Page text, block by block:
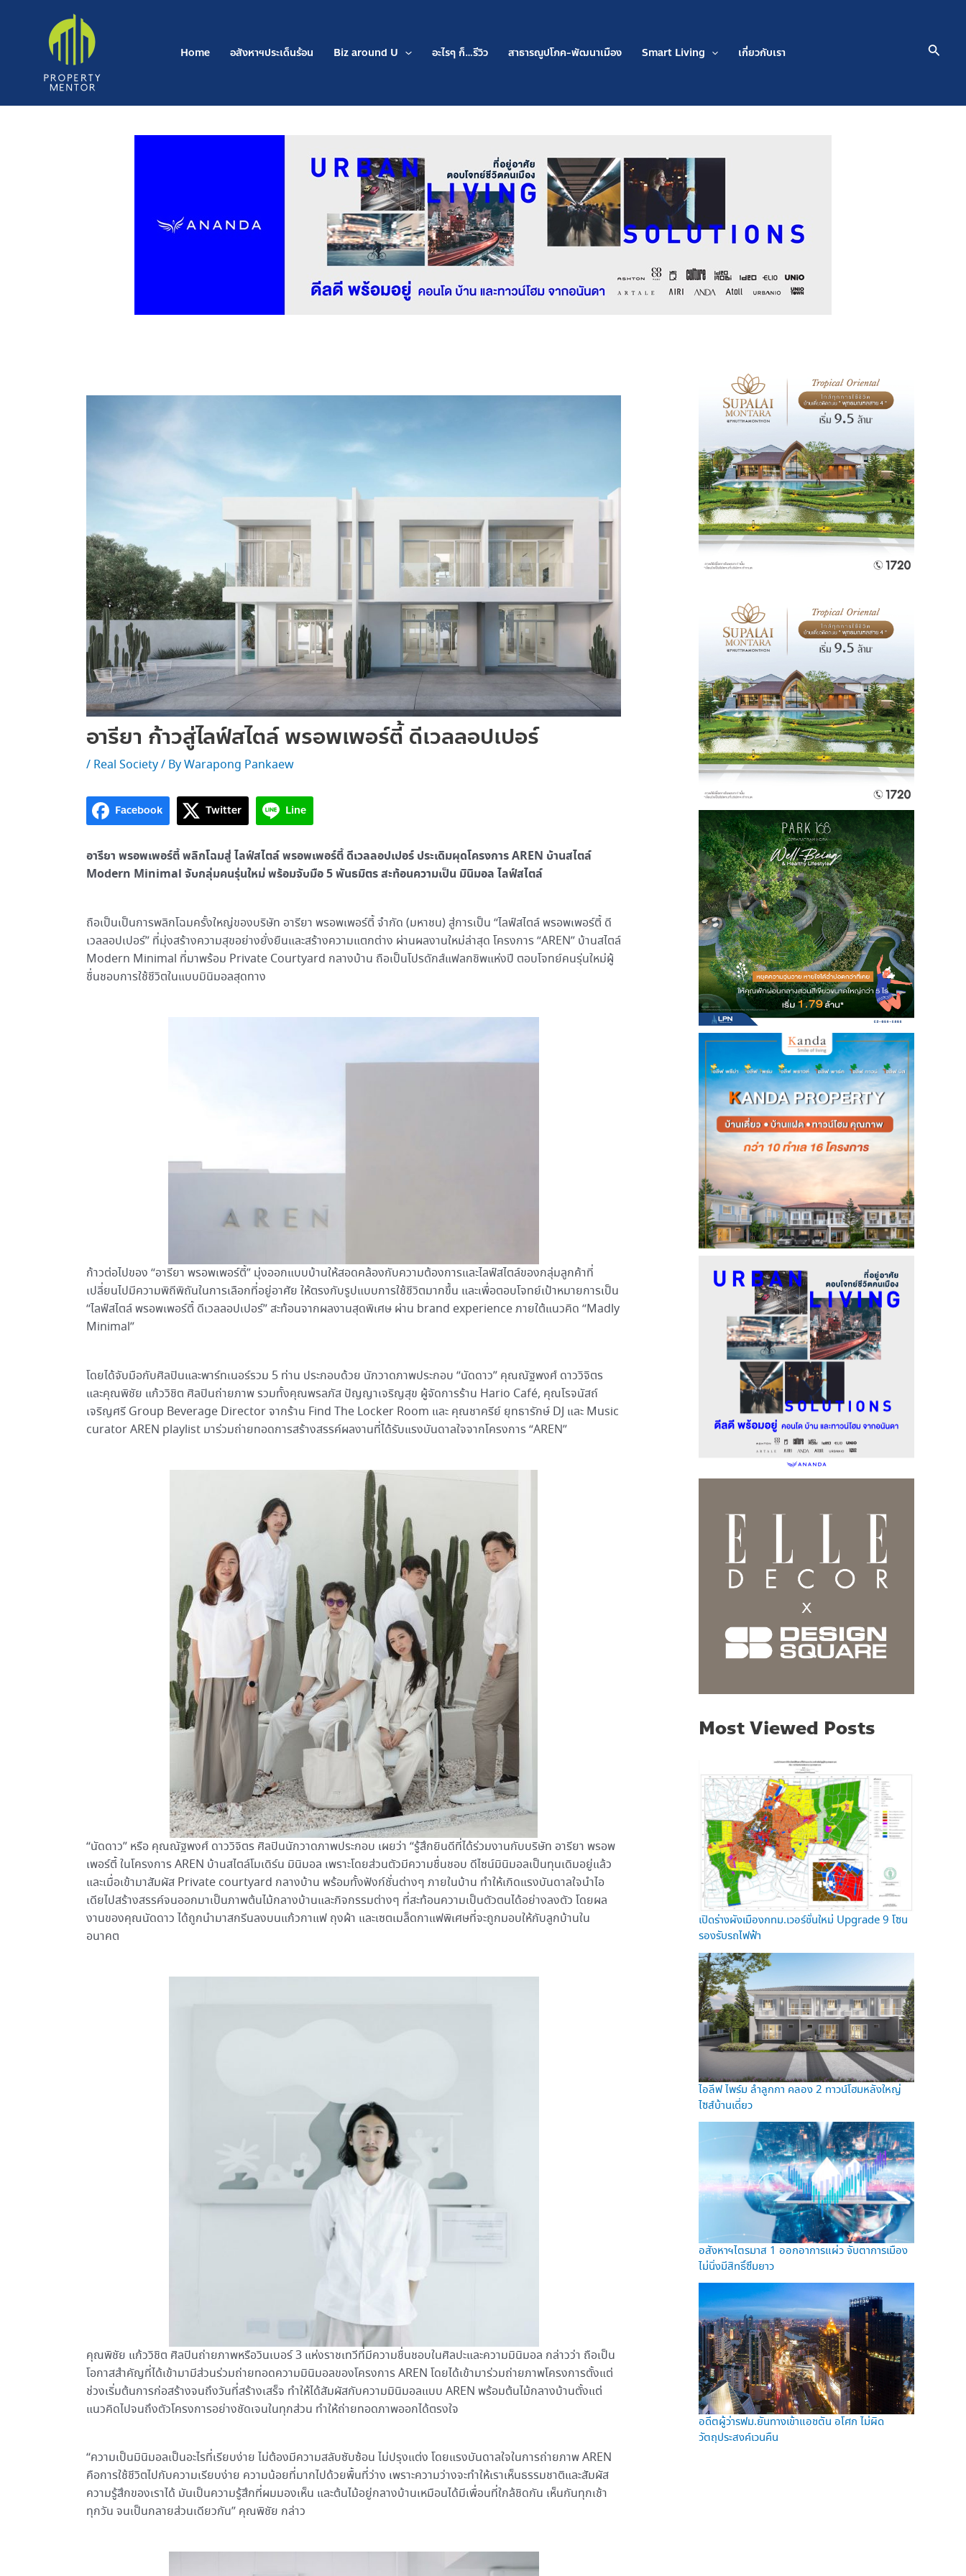
Home อสังหาฯประเด็นร้อน Biz around U อะไรๆ ก็…รีวิว สาธารณูปโภค-พัฒนาเมือง Smart Living เกี่ยวกับเรา
อารียา ก้าวสู่ไลฟ์สไตล์ พรอพเพอร์ตี้ ดีเวลลอปเปอร์
/ Real Society/ ByWarapong Pankaew
Facebook Twitter Line
อารียา พรอพเพอร์ตี้ พลิกโฉมสู่ ไลฟ์สไตล์ พรอพเพอร์ตี้ ดีเวลลอปเปอร์ ประเดิมผุดโครงการ AREN บ้านสไตล์
Modern Minimal จับกลุ่มคนรุ่นใหม่ พร้อมจับมือ 5 พันธมิตร สะท้อนความเป็น มินิมอล ไลฟ์สไตล์
ถือเป็นเป็นการพลิกโฉมครั้งใหญ่ของบริษัท อารียา พรอพเพอร์ตี้ จำกัด (มหาชน) สู่การเป็น “ไลฟ์สไตล์ พรอพเพอร์ตี้ ดี
เวลลอปเปอร์” ที่มุ่งสร้างความสุขอย่างยั่งยืนและสร้างความแตกต่าง ผ่านผลงานใหม่ล่าสุด โครงการ “AREN” บ้านสไตล์
Modern Minimal ที่มาพร้อม Private Courtyard กลางบ้าน ถือเป็นโปรดักส์แฟลกชิพแห่งปี ตอบโจทย์คนรุ่นใหม่ผู้
ชื่นชอบการใช้ชีวิตในแบบมินิมอลสุดทาง
ก้าวต่อไปของ “อารียา พรอพเพอร์ตี้” มุ่งออกแบบบ้านให้สอดคล้องกับความต้องการและไลฟ์สไตล์ของกลุ่มลูกค้าที่
เปลี่ยนไปมีความพิถีพิถันในการเลือกที่อยู่อาศัย ให้ตรงกับรูปแบบการใช้ชีวิตมากขึ้น และเพื่อตอบโจทย์เป้าหมายการเป็น
“ไลฟ์สไตล์ พรอพเพอร์ตี้ ดีเวลลอปเปอร์” สะท้อนจากผลงานสุดพิเศษ ผ่าน brand experience ภายใต้แนวคิด “Madly
Minimal”
โดยได้จับมือกับศิลปินและพาร์ทเนอร์รวม 5 ท่าน ประกอบด้วย นักวาดภาพประกอบ “นัดดาว” คุณณัฐพงศ์ ดาววิจิตร
และคุณพิชัย แก้ววิชิต ศิลปินถ่ายภาพ รวมทั้งคุณพรลภัส ปัญญาเจริญสุข ผู้จัดการร้าน Hario Café, คุณโรจนัสถ์
เจริญศรี Group Beverage Director จากร้าน Find The Locker Room และ คุณชาครีย์ ยุทธารักษ์ DJ และ Music
curator AREN playlist มาร่วมถ่ายทอดการสร้างสรรค์ผลงานที่ได้รับแรงบันดาลใจจากโครงการ “AREN”
“นัดดาว” หรือ คุณณัฐพงศ์ ดาววิจิตร ศิลปินนักวาดภาพประกอบ เผยว่า “รู้สึกยินดีที่ได้ร่วมงานกับบริษัท อารียา พรอพ
เพอร์ตี้ ในโครงการ AREN บ้านสไตล์โมเดิร์น มินิมอล เพราะโดยส่วนตัวมีความชื่นชอบ ดีไซน์มินิมอลเป็นทุนเดิมอยู่แล้ว
และเมื่อเข้ามาสัมผัส Private courtyard กลางบ้าน พร้อมทั้งฟังก์ชั่นต่างๆ ภายในบ้าน ทำให้เกิดแรงบันดาลใจนำไอ
เดียไปสร้างสรรค์จนออกมาเป็นภาพต้นไม้กลางบ้านและกิจกรรมต่างๆ ที่สะท้อนความเป็นตัวตนได้อย่างลงตัว โดยผล
งานของคุณนัดดาว ได้ถูกนำมาสกรีนลงบนแก้วกาแฟ ถุงผ้า และเซตเมล็ดกาแฟพิเศษที่จะถูกมอบให้กับลูกบ้านใน
อนาคต
คุณพิชัย แก้ววิชิต ศิลปินถ่ายภาพหรือวินเบอร์ 3 แห่งราชเทวีที่มีความชื่นชอบในศิลปะและความมินิมอล กล่าวว่า ถือเป็น
โอกาสสำคัญที่ได้เข้ามามีส่วนร่วมถ่ายทอดความมินิมอลของโครงการ AREN โดยได้เข้ามาร่วมถ่ายภาพโครงการตั้งแต่
ช่วงเริ่มต้นการก่อสร้างจนถึงวันที่สร้างเสร็จ ทำให้ได้สัมผัสกับความมินิมอลแบบ AREN พร้อมต้นไม้กลางบ้านตั้งแต่
แนวคิดไปจนถึงตัวโครงการอย่างชัดเจนในทุกส่วน ทำให้ถ่ายทอดภาพออกได้ตรงใจ
“ความเป็นมินิมอลเป็นอะไรที่เรียบง่าย ไม่ต้องมีความสลับซับซ้อน ไม่ปรุงแต่ง โดยแรงบันดาลใจในการถ่ายภาพ AREN
คือการใช้ชีวิตไปกับความเรียบง่าย ความน้อยที่มากไปด้วยพื้นที่ว่าง เพราะความว่างจะทำให้เราเห็นธรรมชาติและสัมผัส
ความรู้สึกของเราได้ มันเป็นความรู้สึกที่ผมมองเห็น และต้นไม้อยู่กลางบ้านเหมือนได้มีเพื่อนที่ใกล้ชิดกัน เห็นกันทุกเช้า
ทุกวัน จนเป็นกลายส่วนเดียวกัน” คุณพิชัย กล่าว
navigation
Most Viewed Posts
เปิดร่างผังเมืองกทม.เวอร์ชั่นใหม่ Upgrade 9 โซน
รองรับรถไฟฟ้า
ไอลีฟ ไพร์ม ลำลูกกา คลอง 2 ทาวน์โฮมหลังใหญ่
ไซส์บ้านเดี่ยว
อสังหาฯไตรมาส 1 ออกอาการแผ่ว จับตาการเมือง
ไม่นิ่งมีสิทธิ์ซึมยาว
อดีตผู้ว่ารฟม.ยันทางเข้าแอชตัน อโศก ไม่ผิด
วัตถุประสงค์เวนคืน